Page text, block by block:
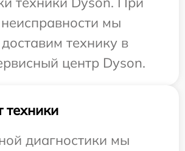
мы
технику в
центр Dyson.
техники
диагностики мы